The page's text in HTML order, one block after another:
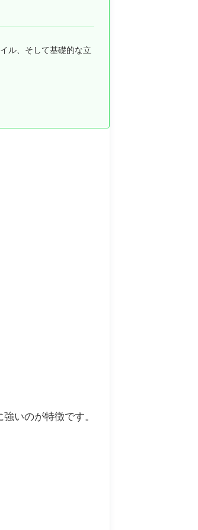
ル、そして基礎的な立
いのが特徴です。